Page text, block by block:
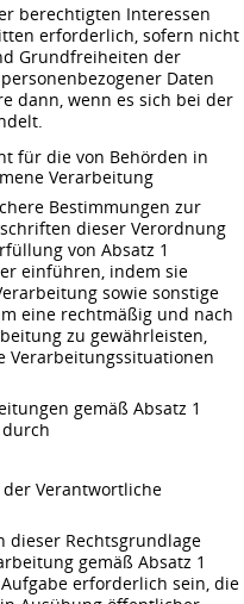
berechtigten Interessen
erforderlich, sofern nicht
Grundfreiheiten der
Daten
dann, wenn es sich bei der
für die von Behörden in
Verarbeitung
Bestimmungen zur
dieser Verordnung
von Absatz 1
einführen, indem sie
sowie sonstige
eine rechtmäßig und nach
zu gewährleisten,
Verarbeitungssituationen
gemäß Absatz 1
Verantwortliche
dieser Rechtsgrundlage
gemäß Absatz 1
erforderlich sein, die